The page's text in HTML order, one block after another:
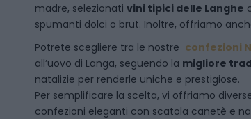
madre, selezionati vini tipici delle Langhe
spumanti dolci o brut. Inoltre, offriamo
Potrete scegliere tra le nostre confezioni
all’uovo di Langa, seguendo la migliore
natalizie per renderle uniche e prestigiose.
Per semplificare la scelta, vi offriamo
confezioni eleganti con scatola canetè e